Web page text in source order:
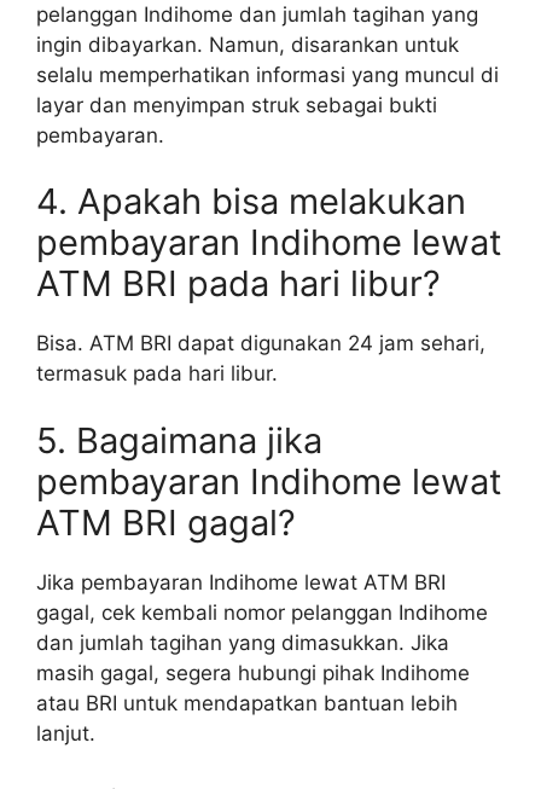
pelanggan Indihome dan jumlah tagihan yang
ingin dibayarkan. Namun, disarankan untuk
selalu memperhatikan informasi yang muncul di
layar dan menyimpan struk sebagai bukti
pembayaran.
4. Apakah bisa melakukan
pembayaran Indihome lewat
ATM BRI pada hari libur?
Bisa. ATM BRI dapat digunakan 24 jam sehari,
termasuk pada hari libur.
5. Bagaimana jika
pembayaran Indihome lewat
ATM BRI gagal?
Jika pembayaran Indihome lewat ATM BRI
gagal, cek kembali nomor pelanggan Indihome
dan jumlah tagihan yang dimasukkan. Jika
masih gagal, segera hubungi pihak Indihome
atau BRI untuk mendapatkan bantuan lebih
lanjut.